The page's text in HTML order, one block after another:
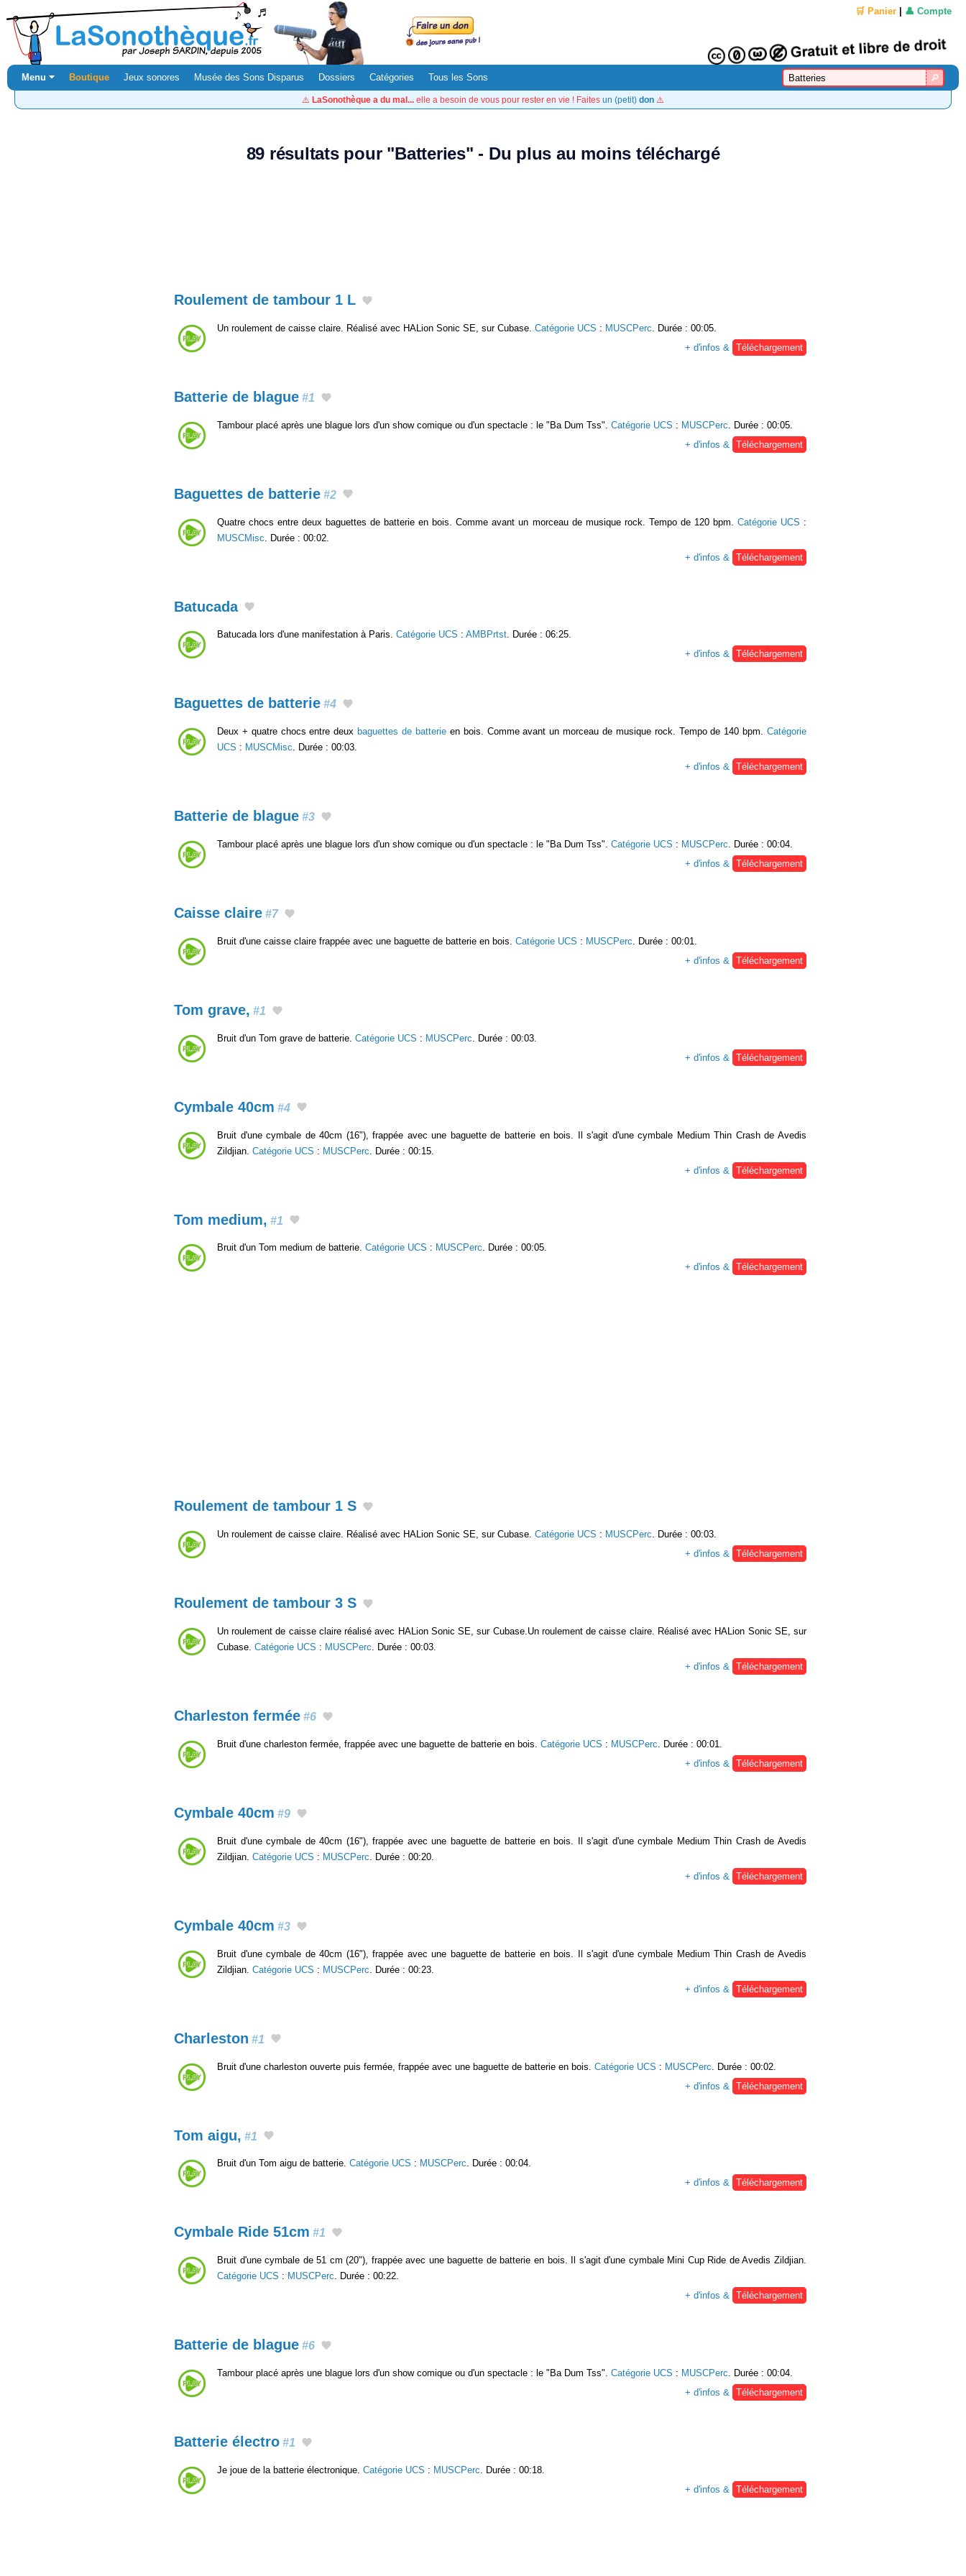
🛒 Panier 👤 Compte
Menu ⏷ Boutique Jeux sonores Musée des Sons Disparus Dossiers Catégories Tous les Sons
⚠️ LaSonothèque a du mal... elle a besoin de vous pour rester en vie ! Faites un (petit) don ⚠️
89 résultats pour "Batteries" - Du plus au moins téléchargé
Roulement de tambour 1 L
Un roulement de caisse claire. Réalisé avec HALion Sonic SE, sur Cubase. Catégorie UCS : MUSCPerc . Durée : 00:05.
+ d'infos &
Téléchargement
Batterie de blague #1
Tambour placé après une blague lors d'un show comique ou d'un spectacle : le "Ba Dum Tss". Catégorie UCS : MUSCPerc . Durée : 00:05.
+ d'infos &
Téléchargement
Baguettes de batterie #2
Quatre chocs entre deux baguettes de batterie en bois. Comme avant un morceau de musique rock. Tempo de 120 bpm. Catégorie UCS :
MUSCMisc . Durée : 00:02.
+ d'infos &
Téléchargement
Batucada
Batucada lors d'une manifestation à Paris. Catégorie UCS : AMBPrtst. Durée : 06:25.
+ d'infos & Téléchargement
Baguettes de batterie #4
Deux + quatre chocs entre deux baguettes de batterieen bois. Comme avant un morceau de musique rock. Tempo de 140 bpm.Catégorie
UCS : MUSCMisc. Durée : 00:03.
+ d'infos & Téléchargement
Batterie de blague #3
Tambour placé après une blague lors d'un show comique ou d'un spectacle : le "Ba Dum Tss". Catégorie UCS : MUSCPerc. Durée : 00:04.
+ d'infos & Téléchargement
Caisse claire #7
Bruit d'une caisse claire frappée avec une baguette de batterie en bois. Catégorie UCS : MUSCPerc . Durée : 00:01.
+ d'infos &
Téléchargement
Tom grave, #1
Bruit d'un Tom grave de batterie. Catégorie UCS : MUSCPerc . Durée : 00:03.
+ d'infos &
Téléchargement
Cymbale 40cm #4
Bruit d'une cymbale de 40cm (16"), frappée avec une baguette de batterie en bois. Il s'agit d'une cymbale Medium Thin Crash de Avedis
Zildjian. Catégorie UCS : MUSCPerc . Durée : 00:15.
+ d'infos &
Téléchargement
Tom medium, #1
Bruit d'un Tom medium de batterie. Catégorie UCS : MUSCPerc. Durée : 00:05.
+ d'infos & Téléchargement
Roulement de tambour 1 S
Un roulement de caisse claire. Réalisé avec HALion Sonic SE, sur Cubase. Catégorie UCS : MUSCPerc. Durée : 00:03.
+ d'infos & Téléchargement
Roulement de tambour 3 S
Un roulement de caisse claire réalisé avec HALion Sonic SE, sur Cubase.Un roulement de caisse claire. Réalisé avec HALion Sonic SE, sur
Cubase. Catégorie UCS : MUSCPerc. Durée : 00:03.
+ d'infos & Téléchargement
Charleston fermée #6
Bruit d'une charleston fermée, frappée avec une baguette de batterie en bois. Catégorie UCS : MUSCPerc . Durée : 00:01.
+ d'infos &
Téléchargement
Cymbale 40cm #9
Bruit d'une cymbale de 40cm (16"), frappée avec une baguette de batterie en bois. Il s'agit d'une cymbale Medium Thin Crash de Avedis
Zildjian. Catégorie UCS : MUSCPerc . Durée : 00:20.
+ d'infos &
Téléchargement
Cymbale 40cm #3
Bruit d'une cymbale de 40cm (16"), frappée avec une baguette de batterie en bois. Il s'agit d'une cymbale Medium Thin Crash de Avedis
Zildjian. Catégorie UCS : MUSCPerc . Durée : 00:23.
+ d'infos &
Téléchargement
Charleston #1
Bruit d'une charleston ouverte puis fermée, frappée avec une baguette de batterie en bois. Catégorie UCS : MUSCPerc . Durée : 00:02.
+ d'infos &
Téléchargement
Tom aigu, #1
Bruit d'un Tom aigu de batterie. Catégorie UCS : MUSCPerc. Durée : 00:04.
+ d'infos & Téléchargement
Cymbale Ride 51cm #1
Bruit d'une cymbale de 51 cm (20"), frappée avec une baguette de batterie en bois. Il s'agit d'une cymbale Mini Cup Ride de Avedis Zildjian.
Catégorie UCS : MUSCPerc. Durée : 00:22.
+ d'infos & Téléchargement
Batterie de blague #6
Tambour placé après une blague lors d'un show comique ou d'un spectacle : le "Ba Dum Tss". Catégorie UCS : MUSCPerc. Durée : 00:04.
+ d'infos & Téléchargement
Batterie électro #1
Je joue de la batterie électronique. Catégorie UCS : MUSCPerc . Durée : 00:18.
+ d'infos &
Téléchargement